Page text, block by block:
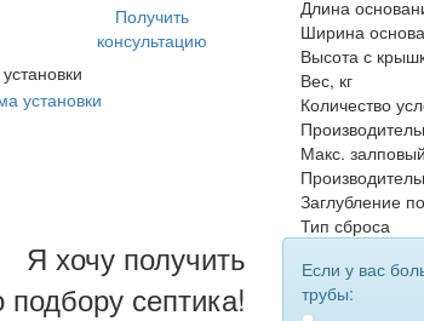
Получить
консультацию
Длина
Ширина
Высота с
Вес, кг
Количество
Макс.
Заглубление
Тип сброса
Я хочу получить
септика!
Если у вас
трубы: